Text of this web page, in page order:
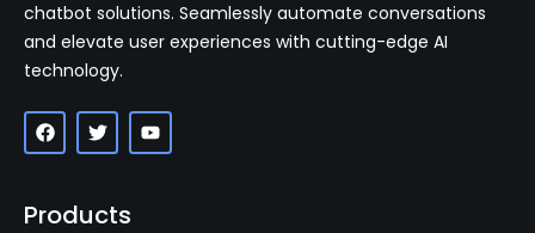
chatbot solutions. Seamlessly automate conversations
and elevate user experiences with cutting-edge AI
technology.
Products